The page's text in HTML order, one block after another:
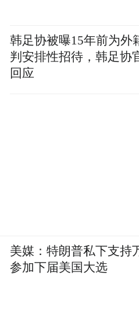
韩足协被曝15年前为外
判安排性招待，韩足协
回应
美媒：特朗普私下支持
参加下届美国大选